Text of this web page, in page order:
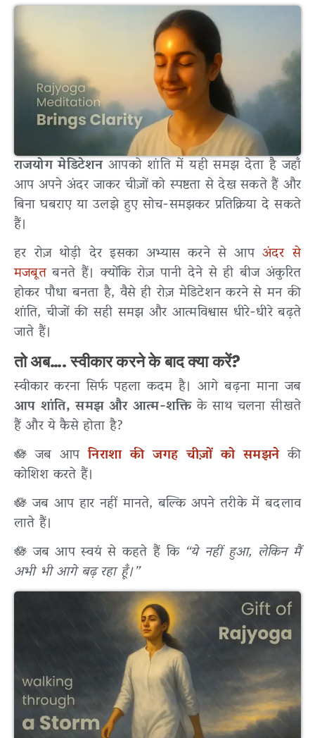
राजयोग मेडिटेशनआपको शांति में यही समझ देता है जहाँ
आप अपने अंदर जाकर चीज़ों को स्पष्टता से देख सकते हैं और
बिना घबराए या उलझे हुए सोच-समझकर प्रतिक्रिया दे सकते
हैं।
हर रोज़ थोड़ी देर इसका अभ्यास करने से आप अंदर से
मजबूतबनते हैं। क्योंकि रोज़ पानी देने से ही बीज अंकुरित
होकर पौधा बनता है, वैसे ही रोज़ मेडिटेशन करने से मन की
शांति, चीजों की सही समझ और आत्मविश्वास धीरे-धीरे बढ़ते
जाते हैं।
तो अब…. स्वीकार करने के बाद क्या करें?
स्वीकार करना सिर्फ पहला कदम है। आगे बढ़ना माना जब
आप शांति, समझ और आत्म-शक्तिके साथ चलना सीखते
हैं और ये कैसे होता है?
🪷 जब आपनिराशा की जगह चीज़ों को समझनेकी
कोशिश करते हैं।
🪷 जब आप हार नहीं मानते, बल्कि अपने तरीके में बदलाव
लाते हैं।
🪷 जब आप स्वयं से कहते हैं कि “ये नहीं हुआ, लेकिन मैं
अभी भी आगे बढ़ रहा हूँ।”